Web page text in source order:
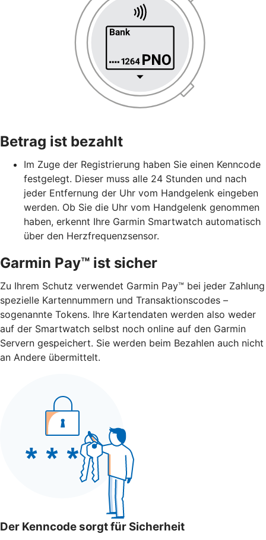
Betrag ist bezahlt
Im Zuge der Registrierung haben Sie einen Kenncode
festgelegt. Dieser muss alle 24 Stunden und nach
jeder Entfernung der Uhr vom Handgelenk eingeben
werden. Ob Sie die Uhr vom Handgelenk genommen
haben, erkennt Ihre Garmin Smartwatch automatisch
über den Herzfrequenzsensor.
Garmin Pay™ ist sicher
Zu Ihrem Schutz verwendet Garmin Pay™ bei jeder Zahlung
spezielle Kartennummern und Transaktionscodes –
sogenannte Tokens. Ihre Kartendaten werden also weder
auf der Smartwatch selbst noch online auf den Garmin
Servern gespeichert. Sie werden beim Bezahlen auch nicht
an Andere übermittelt.
Der Kenncode sorgt für Sicherheit